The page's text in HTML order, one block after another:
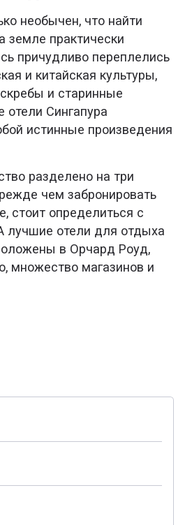
необычен, что найти
земле практически
причудливо переплелись
и китайская культуры,
и старинные
отели Сингапура
истинные произведения
разделено на три
чем забронировать
стоит определиться с
лучшие отели для отдыха
в Орчард Роуд,
множество магазинов и